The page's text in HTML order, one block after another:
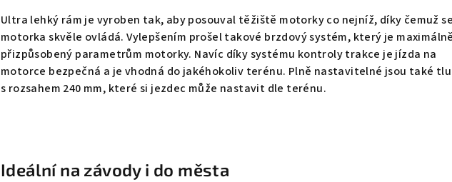
Ultra lehký rám je vyroben tak, aby posouval těžiště motorky co nejníž, díky čemuž
motorka skvěle ovládá. Vylepšením prošel takové brzdový systém, který je
přizpůsobený parametrům motorky. Navíc díky systému kontroly trakce je jízda na
motorce bezpečná a je vhodná do jakéhokoliv terénu. Plně nastavitelné jsou také
s rozsahem 240 mm, které si jezdec může nastavit dle terénu.
Ideální na závody i do města